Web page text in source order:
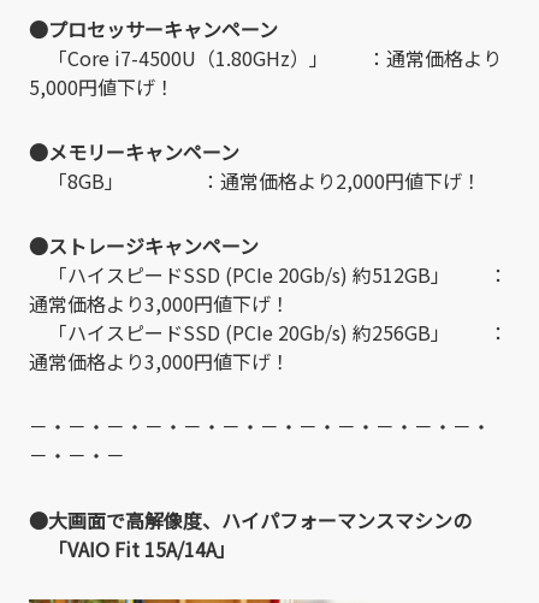
●プロセッサーキャンペーン
「Core i7-4500U（1.80GHz）」 ：通常価格より
5,000円値下げ！
●メモリーキャンペーン
「8GB」 ：通常価格より2,000円値下げ！
●ストレージキャンペーン
「ハイスピードSSD (PCIe 20Gb/s) 約512GB」 ：
通常価格より3,000円値下げ！
「ハイスピードSSD (PCIe 20Gb/s) 約256GB」 ：
通常価格より3,000円値下げ！
－・－・－・－・－・－・－・－・－・－・－・－・
－・－・－
●大画面で高解像度、ハイパフォーマンスマシンの
「VAIO Fit 15A/14A」